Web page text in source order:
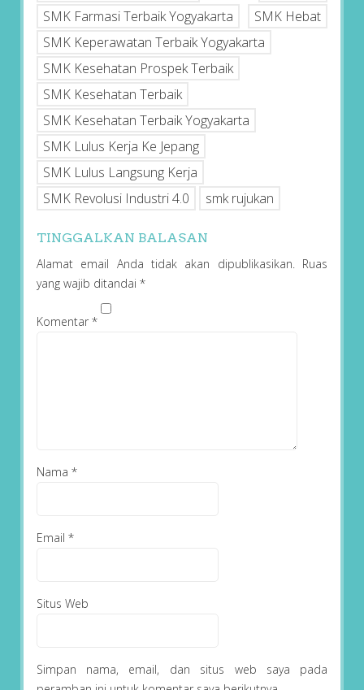
SMK Farmasi Terbaik Yogyakarta
SMK Hebat
SMK Keperawatan Terbaik Yogyakarta
SMK Kesehatan Prospek Terbaik
SMK Kesehatan Terbaik
SMK Kesehatan Terbaik Yogyakarta
SMK Lulus Kerja Ke Jepang
SMK Lulus Langsung Kerja
SMK Revolusi Industri 4.0
smk rujukan
TINGGALKAN BALASAN
Alamat email Anda tidak akan dipublikasikan. Ruas
yang wajib ditandai *
Komentar *
Nama *
Email *
Situs Web
Simpan nama, email, dan situs web saya pada